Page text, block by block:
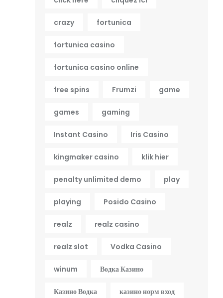
crazy fortunica
fortunica casino
fortunica casino online
free spins Frumzi game
games gaming
Instant Casino Iris Casino
kingmaker casino klik hier
penalty unlimited demo play
playing Posido Casino
realz realz casino
realz slot Vodka Casino
winum Водка Казино
Казино Водка казино норм вход